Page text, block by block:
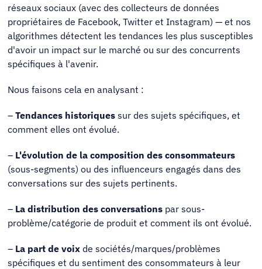
réseaux sociaux (avec des collecteurs de données
propriétaires de Facebook, Twitter et Instagram) — et nos
algorithmes détectent les tendances les plus susceptibles
d'avoir un impact sur le marché ou sur des concurrents
spécifiques à l'avenir.
Nous faisons cela en analysant :
–Tendances historiques sur des sujets spécifiques, et
comment elles ont évolué.
– L'évolution de la composition des consommateurs
(sous-segments) ou des influenceurs engagés dans des
conversations sur des sujets pertinents.
– La distribution des conversations par sous-
problème/catégorie de produit et comment ils ont évolué.
– La part de voix de sociétés/marques/problèmes
spécifiques et du sentiment des consommateurs à leur